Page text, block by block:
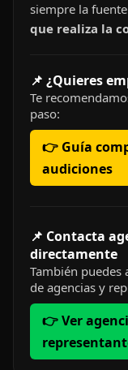
siempre la
que realiza la
📌 ¿Quieres
Te
paso:
👉 Guía
audiciones
📌 Contacta
directamente
También puedes
de agencias y
👉 Ver